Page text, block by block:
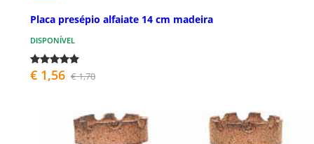
Placa presépio alfaiate 14 cm madeira
DISPONÍVEL
€ 1,56 € 1,70